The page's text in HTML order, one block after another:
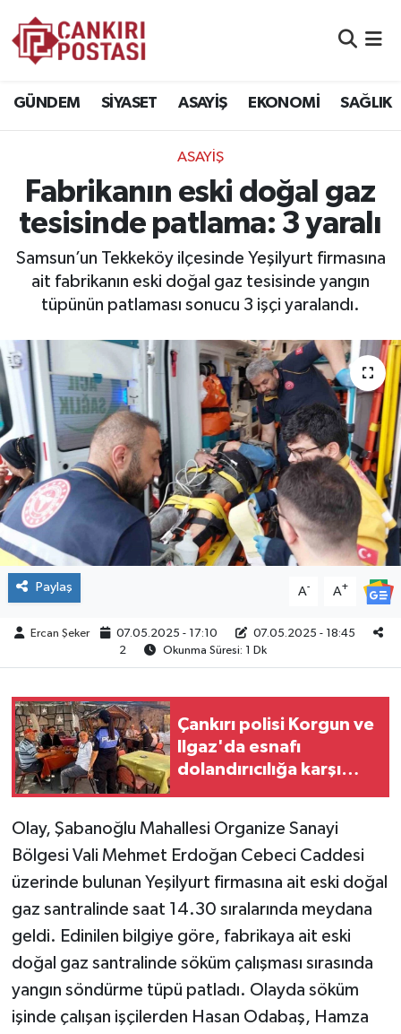
GÜNDEM SİYASET ASAYİŞ EKONOMİ SAĞLIK
ASAYİŞ
Fabrikanın eski doğal gaz
tesisinde patlama: 3 yaralı
Samsun’un Tekkeköy ilçesinde Yeşilyurt firmasına
ait fabrikanın eski doğal gaz tesisinde yangın
tüpünün patlaması sonucu 3 işçi yaralandı.
Paylaş A- A+
Ercan Şeker 07.05.2025 - 17:10
07.05.2025 - 18:45
2
Okunma Süresi: 1 Dk
Çankırı polisi Korgun ve
Ilgaz'da esnafı
dolandırıcılığa karşı
Olay, Şabanoğlu Mahallesi Organize Sanayi
Bölgesi Vali Mehmet Erdoğan Cebeci Caddesi
üzerinde bulunan Yeşilyurt firmasına ait eski doğal
gaz santralinde saat 14.30 sıralarında meydana
geldi. Edinilen bilgiye göre, fabrikaya ait eski
doğal gaz santralinde söküm çalışması sırasında
yangın söndürme tüpü patladı. Olayda söküm
işinde çalışan işçilerden Hasan Odabaş, Hamza
EKONOMİ
SAĞLIK
SPOR
EĞİTİM
YAŞAM
ÇEVRE
İLÇELER
RESMİ İLANLAR
KÜLTÜR
VEFAT
BİLİM&TEKNOLOJİ
BÖLGE
TÜRKİYE
DÜNYA
Trafik Durumu
Süper Lig Puan Durumu ve Fikstür
Tüm Manşetler
Son Dakika Haberleri
Haber Arşivi